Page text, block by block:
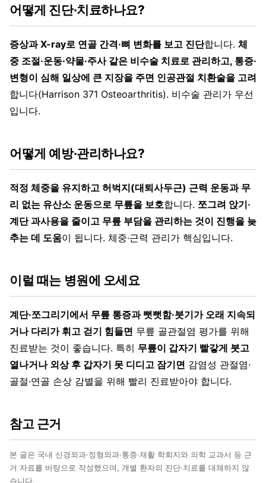
어떻게 진단·치료하나요?
증상과 X-ray로 연골 간격·뼈 변화를 보고 진단합니다. 체
중 조절·운동·약물·주사 같은 비수술 치료로 관리하고, 통증·
변형이 심해 일상에 큰 지장을 주면 인공관절 치환술을 고려
합니다(Harrison 371 Osteoarthritis). 비수술 관리가 우선
입니다.
어떻게 예방·관리하나요?
적정 체중을 유지하고 허벅지(대퇴사두근) 근력 운동과 무
리 없는 유산소 운동으로 무릎을 보호합니다. 쪼그려 앉기·
계단 과사용을 줄이고 무릎 부담을 관리하는 것이 진행을 늦
추는 데 도움이 됩니다. 체중·근력 관리가 핵심입니다.
이럴 때는 병원에 오세요
계단·쪼그리기에서 무릎 통증과 뻣뻣함·붓기가 오래 지속되
거나 다리가 휘고 걷기 힘들면 무릎 골관절염 평가를 위해
진료받는 것이 좋습니다. 특히 무릎이 갑자기 빨갛게 붓고
열나거나 외상 후 갑자기 못 디디고 잠기면 감염성 관절염·
골절·연골 손상 감별을 위해 빨리 진료받아야 합니다.
참고 근거
본 글은 국내 신경외과·정형외과·통증·재활 학회지와 의학 교과서 등 근
거 자료를 바탕으로 작성했으며, 개별 환자의 진단·치료를 대체하지 않
습니다.